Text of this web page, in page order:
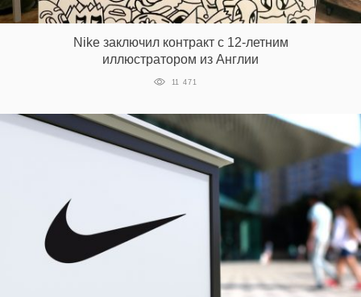
Nike заключил контракт с 12-летним
иллюстратором из Англии
11 471